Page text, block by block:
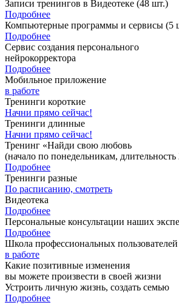
Записи тренингов в Видеотеке (48 шт.)
Подробнее
Компьютерные программы и сервисы (5
Подробнее
Сервис создания персонального
нейрокорректора
Подробнее
Мобильное приложение
в работе
Тренинги короткие
Начни прямо сейчас!
Тренинги длинные
Начни прямо сейчас!
Тренинг «Найди свою любовь
(начало по понедельникам, длительность
Подробнее
Тренинги разные
По расписанию, смотреть
Видеотека
Подробнее
Персональные консультации наших
Подробнее
Школа профессиональных
в работе
Какие позитивные изменения
вы можете произвести в своей жизни
Устроить личную жизнь, создать семью
Подробнее